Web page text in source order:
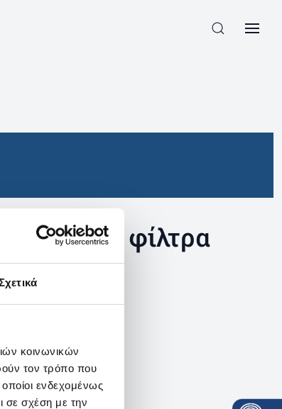
κοινωνικών
τον τρόπο που
ενδεχομένως
σε σχέση με την
φίλτρα